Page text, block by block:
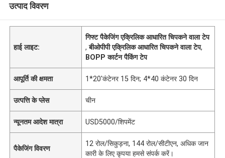
उत्पाद विवरण
हाई लाइट:
गिफ्ट पैकेजिंग एक्रिलिक आधारित चिपकने वाला टेप
,बीओपीपी एक्रिलिक आधारित चिपकने वाला टेप,
BOPP कार्टन पैकिंग टेप
आपूर्ति की क्षमता 1*20'कंटेनर 15 दिन; 4*40 कंटेनर 30 दिन
उत्पत्ति के प्लेस चीन
न्यूनतम आदेश मात्रा USD5000/शिपमेंट
पैकेजिंग विवरण
12 रोल/सिकुड़ना, 144 रोल/सीटीएन, अधिक जान
कारी के लिए कृपया हमसे संपर्क करें।